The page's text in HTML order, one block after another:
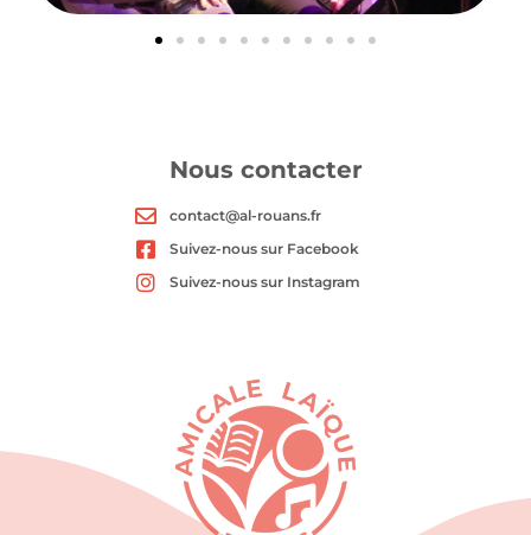
Nous contacter
contact@al-rouans.fr
Suivez-nous sur Facebook
Suivez-nous sur Instagram